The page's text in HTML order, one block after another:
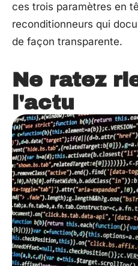
ces trois paramètres en
reconditionneurs qui
de façon transparente.
Ne ratez
l'actu